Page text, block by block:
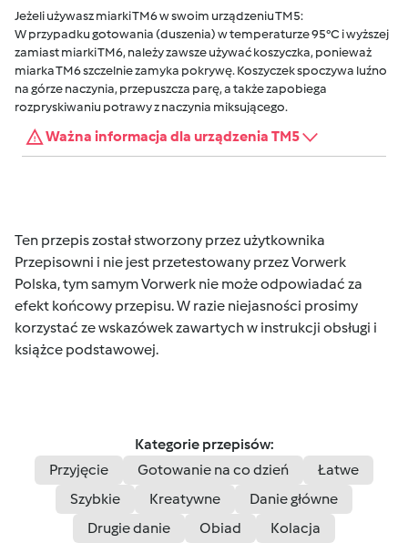
Jeżeli używasz miarki TM6 w swoim urządzeniu TM5:
W przypadku gotowania (duszenia) w temperaturze 95°C i wyższej
zamiast miarki TM6, należy zawsze używać koszyczka, ponieważ
miarka TM6 szczelnie zamyka pokrywę. Koszyczek spoczywa luźno
na górze naczynia, przepuszcza parę, a także zapobiega
rozpryskiwaniu potrawy z naczynia miksującego.
Ważna informacja dla urządzenia TM5
Ten przepis został stworzony przez użytkownika
Przepisowni i nie jest przetestowany przez Vorwerk
Polska, tym samym Vorwerk nie może odpowiadać za
efekt końcowy przepisu. W razie niejasności prosimy
korzystać ze wskazówek zawartych w instrukcji obsługi i
książce podstawowej.
Kategorie przepisów:
Przyjęcie
Gotowanie na co dzień
Łatwe
Szybkie
Kreatywne
Danie główne
Drugie danie
Obiad
Kolacja